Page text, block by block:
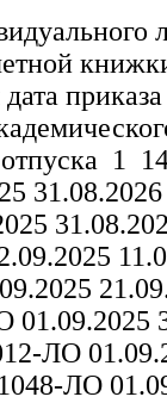
1
01.09.2025
ЛО
ЛО